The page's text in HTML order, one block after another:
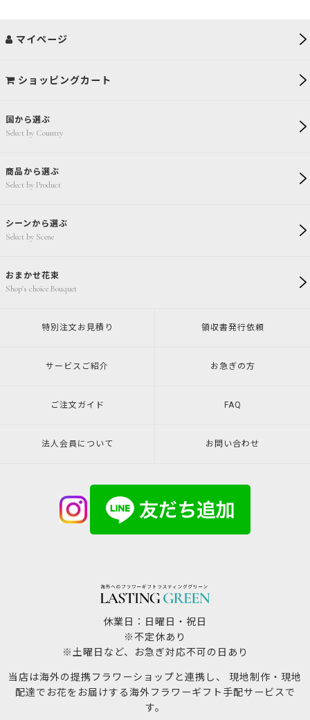
国から選ぶ
Select by Country
商品から選ぶ
Select by Product
シーンから選ぶ
Select by Scene
おまかせ花束
Shop's choice Bouquet
マイページ
ショッピングカート
特別注文 お見積り 領収書発行依頼
サービスご紹介 お急ぎの方
ご注文ガイド FAQ
法人会員について お問い合わせ
休業日：日曜日・祝日
※不定休あり
※土曜日など、お急ぎ対応不可の日あり
当店は海外の提携フラワーショップと連携し、 現地制作・現地
配達でお花をお届けする海外フラワーギフト手配サービスで
す。